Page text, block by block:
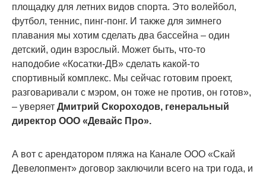
площадку для летних видов спорта. Это волейбол,
футбол, теннис, пинг-понг. И также для зимнего
плавания мы хотим сделать два бассейна – один
детский, один взрослый. Может быть, что-то
наподобие «Косатки-ДВ» сделать какой-то
спортивный комплекс. Мы сейчас готовим проект,
разговаривали с мэром, он тоже не против, он готов»,
– уверяет Дмитрий Скороходов, генеральный
директор ООО «Девайс Про».
А вот с арендатором пляжа на Канале ООО «Скай
Девелопмент» договор заключили всего на три года, и